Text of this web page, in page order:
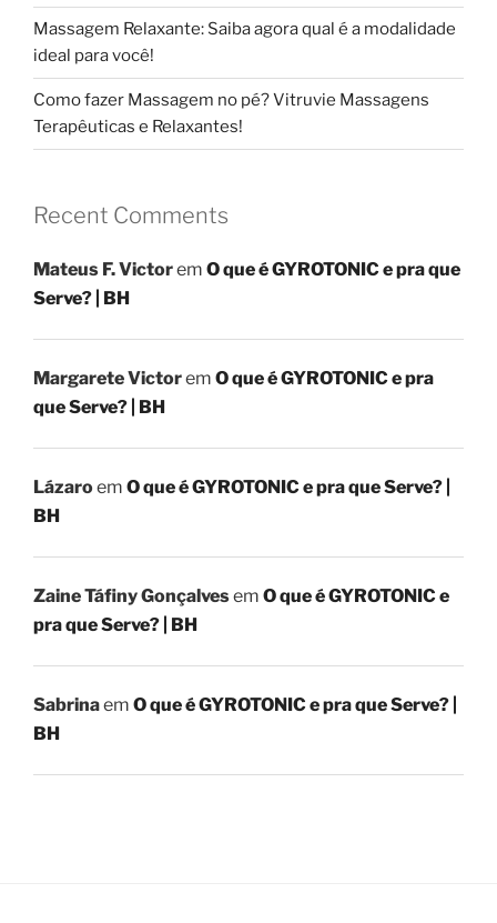
Massagem Relaxante: Saiba agora qual é a modalidade
ideal para você!
Como fazer Massagem no pé? Vitruvie Massagens
Terapêuticas e Relaxantes!
Recent Comments
Mateus F. Victorem O que é GYROTONIC e pra que
Serve? | BH
Margarete Victorem O que é GYROTONIC e pra
que Serve? | BH
Lázaroem O que é GYROTONIC e pra que Serve? |
BH
Zaine Táfiny Gonçalvesem O que é GYROTONIC e
pra que Serve? | BH
Sabrinaem O que é GYROTONIC e pra que Serve? |
BH